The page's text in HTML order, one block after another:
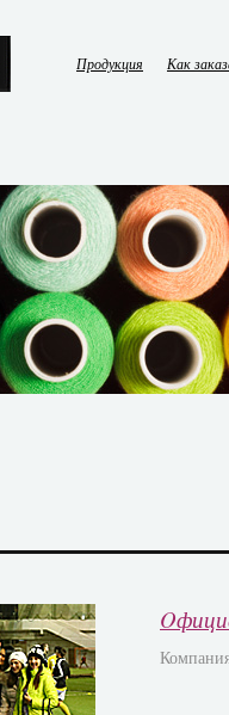
Продукция Как